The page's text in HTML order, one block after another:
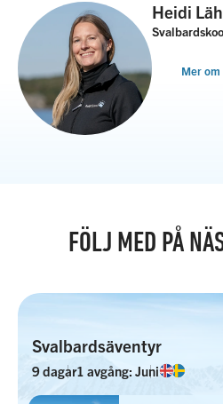
Heidi
Mer om
FÖLJ MED PÅ
Svalbardsäventyr
9 dagar1 avgång: Juni